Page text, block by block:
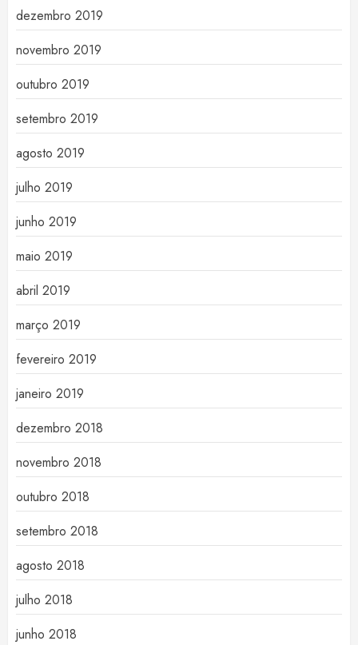
dezembro 2019
novembro 2019
outubro 2019
setembro 2019
agosto 2019
julho 2019
junho 2019
maio 2019
abril 2019
março 2019
fevereiro 2019
janeiro 2019
dezembro 2018
novembro 2018
outubro 2018
setembro 2018
agosto 2018
julho 2018
junho 2018